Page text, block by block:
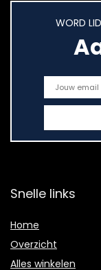
WORD
Snelle links
Home
Overzicht
Alles winkelen